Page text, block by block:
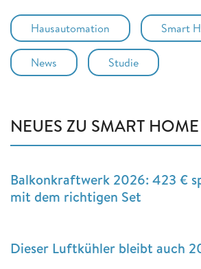
Hausautomation Smart
News Studie
NEUES ZU SMART HOME
Balkonkraftwerk 2026: 423 €
mit dem richtigen Set
Dieser Luftkühler bleibt auch